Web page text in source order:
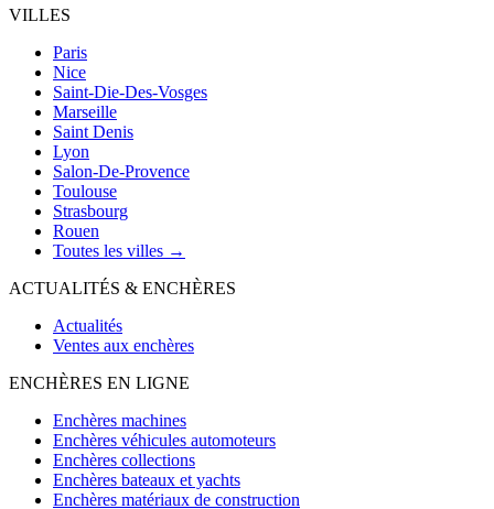
VILLES
Paris
Nice
Saint-Die-Des-Vosges
Marseille
Saint Denis
Lyon
Salon-De-Provence
Toulouse
Strasbourg
Rouen
Toutes les villes →
ACTUALITÉS & ENCHÈRES
Actualités
Ventes aux enchères
ENCHÈRES EN LIGNE
Enchères machines
Enchères véhicules automoteurs
Enchères collections
Enchères bateaux et yachts
Enchères matériaux de construction